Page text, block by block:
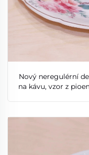
Nový neregulérní
na kávu, vzor z